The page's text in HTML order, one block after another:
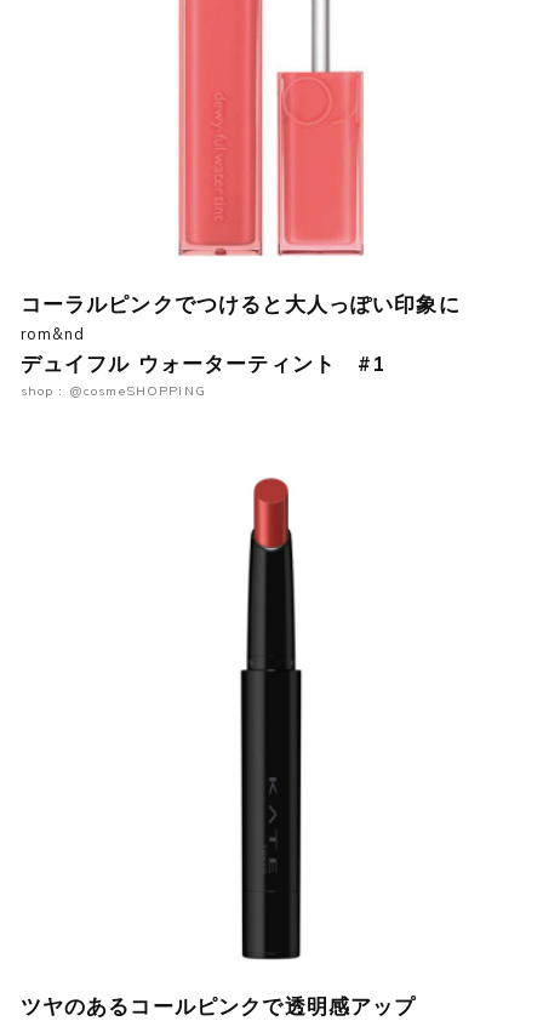
コーラルピンクでつけると大人っぽい印象に
rom&nd
デュイフル ウォーターティント #1
shop : @cosmeSHOPPING
ツヤのあるコールピンクで透明感アップ